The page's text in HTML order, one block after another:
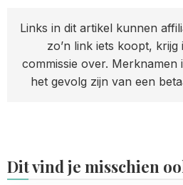
Links in dit artikel kunnen
zo’n link iets koopt,
commissie over.
het gevolg zijn van een
Dit vind je misschien